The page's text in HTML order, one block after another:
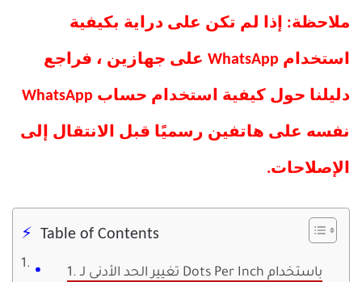
ملاحظة: إذا لم تكن على دراية بكيفية
استخدام WhatsApp على جهازين ، فراجع
دليلنا حول كيفية استخدام حساب WhatsApp
نفسه على هاتفين رسميًا قبل الانتقال إلى
الإصلاحات.
Table of Contents
1. تغيير الحد الأدنى لـ Dots Per Inch باستخدام